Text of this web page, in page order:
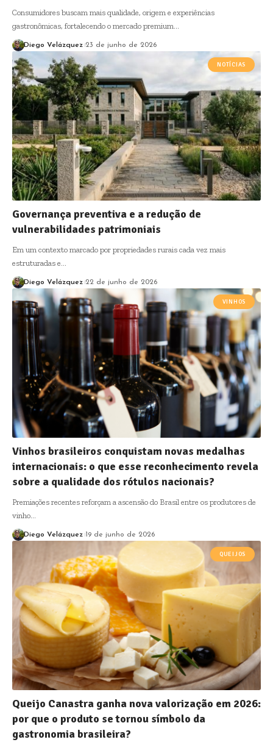
Consumidores buscam mais qualidade, origem e experiências
gastronômicas, fortalecendo o mercado premium…
Diego Velázquez 23 de junho de 2026
NOTÍCIAS
Governança preventiva e a redução de
vulnerabilidades patrimoniais
Em um contexto marcado por propriedades rurais cada vez mais
estruturadas e…
Diego Velázquez 22 de junho de 2026
VINHOS
Vinhos brasileiros conquistam novas medalhas
internacionais: o que esse reconhecimento revela
sobre a qualidade dos rótulos nacionais?
Premiações recentes reforçam a ascensão do Brasil entre os produtores de
vinho…
Diego Velázquez 19 de junho de 2026
QUEIJOS
Queijo Canastra ganha nova valorização em 2026:
por que o produto se tornou símbolo da
gastronomia brasileira?